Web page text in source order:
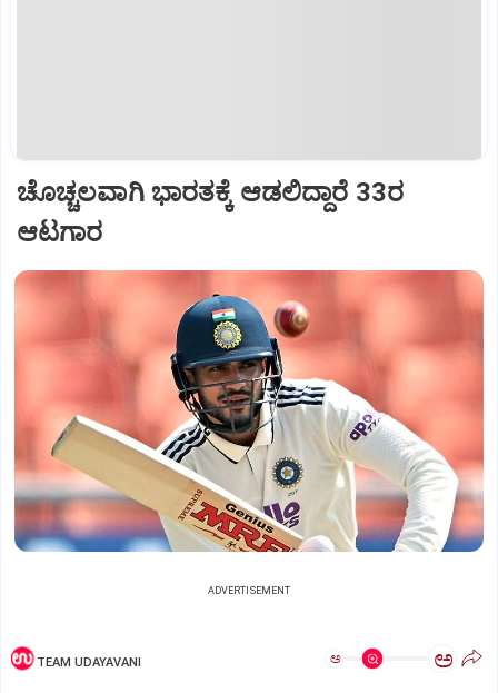
ಚೊಚ್ಚಲವಾಗಿ ಭಾರತಕ್ಕೆ ಆಡಲಿದ್ದಾರೆ 33ರ
ಆಟಗಾರ
ADVERTISEMENT
TEAM UDAYAVANI ಅ ಅ